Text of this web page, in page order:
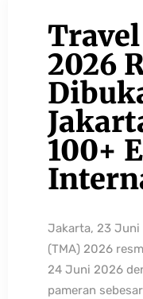
2026
100+
Jakarta, 23 Juni
(TMA) 2026
24 Juni 2026
pameran